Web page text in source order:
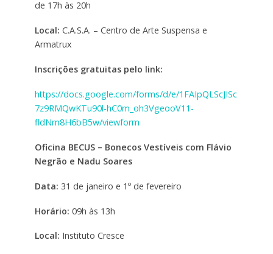
de 17h às 20h
Local: C.A.S.A. – Centro de Arte Suspensa e
Armatrux
Inscrições gratuitas pelo link:
https://docs.google.com/forms/d/e/1FAIpQLScJISc
7z9RMQwKTu90l-hC0m_oh3VgeooV11-
fldNm8H6bB5w/viewform
Oficina BECUS – Bonecos Vestíveis com Flávio
Negrão e Nadu Soares
Data: 31 de janeiro e 1º de fevereiro
Horário: 09h às 13h
Local: Instituto Cresce